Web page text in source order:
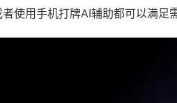
使用手机打牌AI辅助都可以满足需